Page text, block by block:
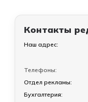
Контакты
Наш адрес:
Телефоны:
Отдел рекламы:
Бухгалтерия: